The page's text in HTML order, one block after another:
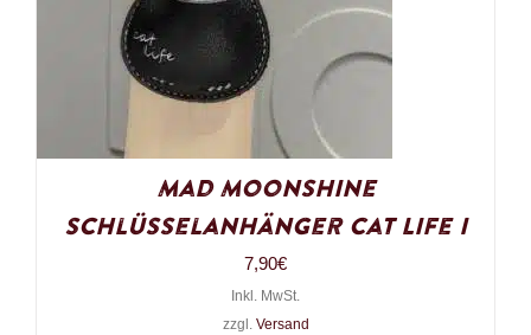
Mad Moonshine
Schlüsselanhänger Cat Life I
7,90€
Inkl. MwSt.
zzgl. Versand